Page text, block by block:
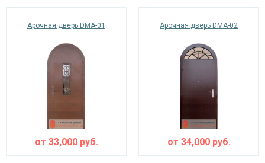
+7 (495) 409-24-70
Арочная дверь DMA-01
от 33,000руб.
Арочная дверь DMA-02
от 34,000руб.